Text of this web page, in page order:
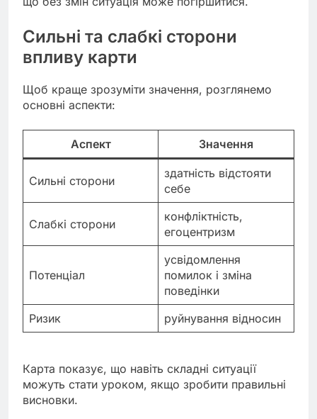
Сильні та слабкі сторони
впливу карти
Щоб краще зрозуміти значення, розглянемо
основні аспекти:
Аспект Значення
Сильні сторони
здатність відстояти
себе
Слабкі сторони
конфліктність,
егоцентризм
Потенціал
усвідомлення
помилок і зміна
поведінки
Ризик
руйнування відносин
Карта показує, що навіть складні ситуації
можуть стати уроком, якщо зробити правильні
висновки.